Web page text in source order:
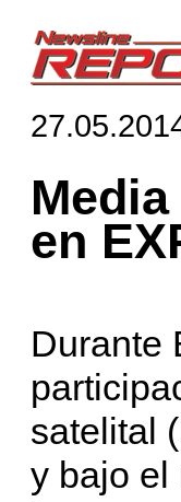
en
Durante
satelital
y bajo el